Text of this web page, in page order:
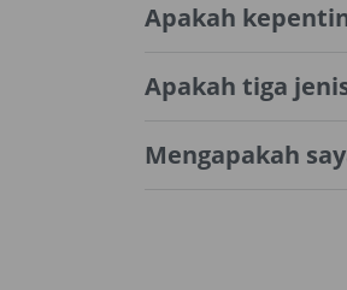
Apakah
Apakah tiga
Mengapakah